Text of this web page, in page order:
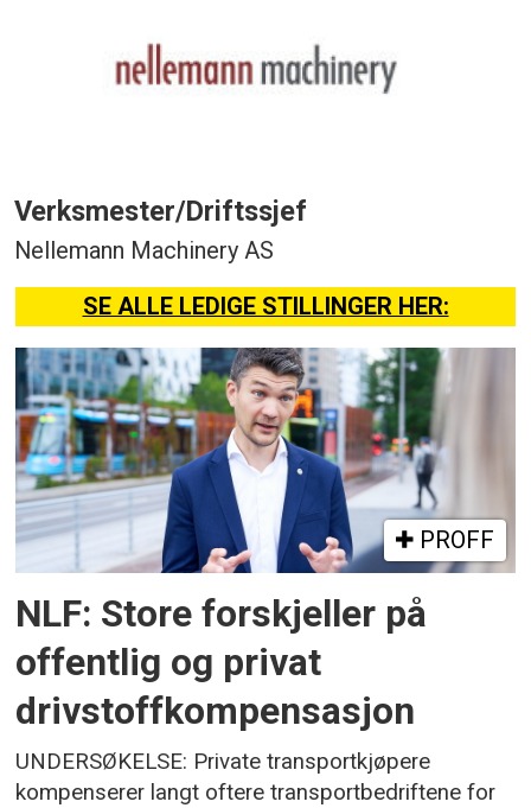
Verksmester/Driftssjef
Nellemann Machinery AS
SE ALLE LEDIGE STILLINGER HER:
PROFF
NLF: Store forskjeller på
offentlig og privat
drivstoffkompensasjon
UNDERSØKELSE: Private transportkjøpere
kompenserer langt oftere transportbedriftene for